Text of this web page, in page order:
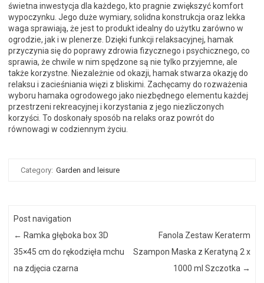
świetna inwestycja dla każdego, kto pragnie zwiększyć komfort
wypoczynku. Jego duże wymiary, solidna konstrukcja oraz lekka
waga sprawiają, że jest to produkt idealny do użytku zarówno w
ogrodzie, jak i w plenerze. Dzięki funkcji relaksacyjnej, hamak
przyczynia się do poprawy zdrowia fizycznego i psychicznego, co
sprawia, że chwile w nim spędzone są nie tylko przyjemne, ale
także korzystne. Niezależnie od okazji, hamak stwarza okazję do
relaksu i zacieśniania więzi z bliskimi. Zachęcamy do rozważenia
wyboru hamaka ogrodowego jako niezbędnego elementu każdej
przestrzeni rekreacyjnej i korzystania z jego niezliczonych
korzyści. To doskonały sposób na relaks oraz powrót do
równowagi w codziennym życiu.
Category: Garden and leisure
Post navigation
← Ramka głęboka box 3D
35×45 cm do rękodzięła mchu
na zdjęcia czarna
Fanola Zestaw Keraterm
Szampon Maska z Keratyną 2 x
1000 ml Szczotka →